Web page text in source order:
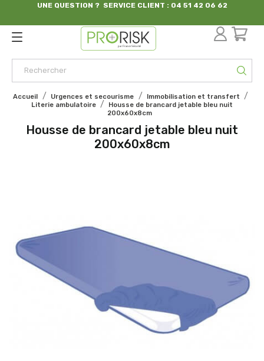
UNE QUESTION ? SERVICE CLIENT : 04 51 42 06 62
par France Sécurité
Accueil Urgences et secourisme
Immobilisation et transfert
Literie ambulatoire
Housse de brancard jetable bleu nuit
200x60x8cm
Housse de brancard jetable bleu nuit
200x60x8cm